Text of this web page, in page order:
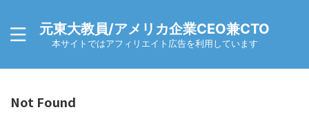
元東大教員/アメリカ企業CEO兼CTO
本サイトではアフィリエイト広告を利用しています
Not Found